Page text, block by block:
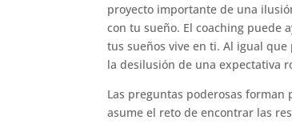
proyecto importante de una
con tu sueño. El coaching puede
tus sueños vive en ti. Al igual
la desilusión de una expectativa
Las preguntas poderosas
asume el reto de encontrar las